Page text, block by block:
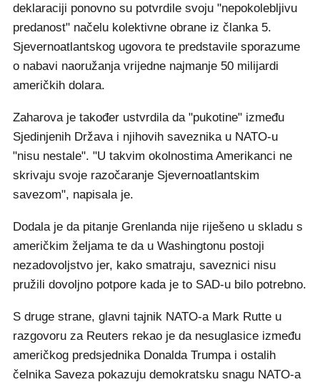
deklaraciji ponovno su potvrdile svoju "nepokolebljivu
predanost" načelu kolektivne obrane iz članka 5.
Sjevernoatlantskog ugovora te predstavile sporazume
o nabavi naoružanja vrijedne najmanje 50 milijardi
američkih dolara.
Zaharova je također ustvrdila da "pukotine" između
Sjedinjenih Država i njihovih saveznika u NATO-u
"nisu nestale". "U takvim okolnostima Amerikanci ne
skrivaju svoje razočaranje Sjevernoatlantskim
savezom", napisala je.
Dodala je da pitanje Grenlanda nije riješeno u skladu s
američkim željama te da u Washingtonu postoji
nezadovoljstvo jer, kako smatraju, saveznici nisu
pružili dovoljno potpore kada je to SAD-u bilo potrebno.
S druge strane, glavni tajnik NATO-a Mark Rutte u
razgovoru za Reuters rekao je da nesuglasice između
američkog predsjednika Donalda Trumpa i ostalih
čelnika Saveza pokazuju demokratsku snagu NATO-a